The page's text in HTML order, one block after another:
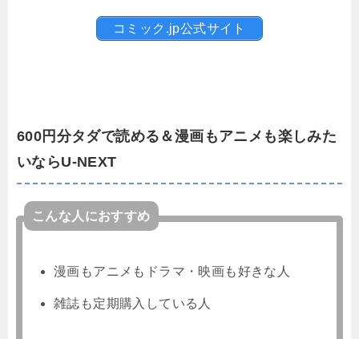
コミック.jp公式サイト
600円分タダで読める＆漫画もアニメも楽しみた
いならU-NEXT
こんな人におすすめ
漫画もアニメもドラマ・映画も好きな人
雑誌も定期購入している人